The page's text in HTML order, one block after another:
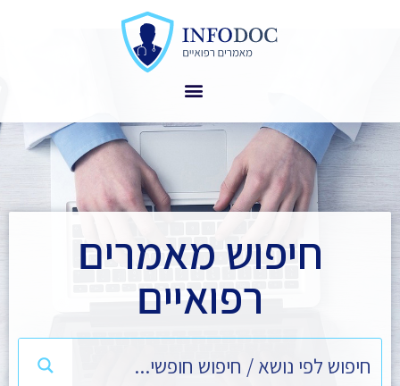
חיפוש מאמרים
רפואיים